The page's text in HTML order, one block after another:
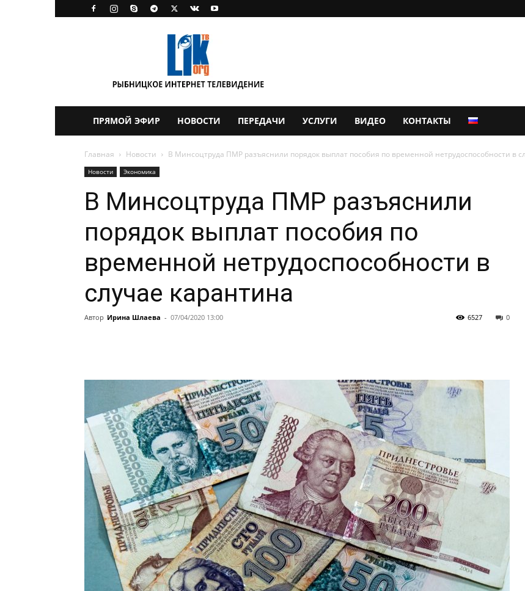
ПРЯМОЙ ЭФИР НОВОСТИ ПЕРЕДАЧИ УСЛУГИ ВИДЕО КОНТАКТЫ
Главная Новости В Минсоцтруда ПМР разъяснили порядок выплат пособия по временной нетрудоспособности в
Новости Экономика
В Минсоцтруда ПМР разъяснили
порядок выплат пособия по
временной нетрудоспособности в
случае карантина
Автор Ирина Шлаева - 07/04/2020 13:00 0
6527